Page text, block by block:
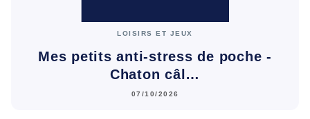
LOISIRS ET JEUX
Mes petits anti-stress de poche -
Chaton câl…
07/10/2026